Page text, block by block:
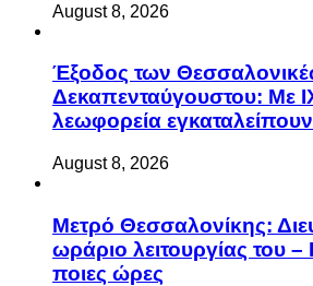
August 8, 2026
Έξοδος των
Δεκαπενταύγουστου: Με
λεωφορεία
August 8, 2026
Μετρό Θεσσαλονίκης:
ωράριο λειτουργίας του –
ποιες ώρες